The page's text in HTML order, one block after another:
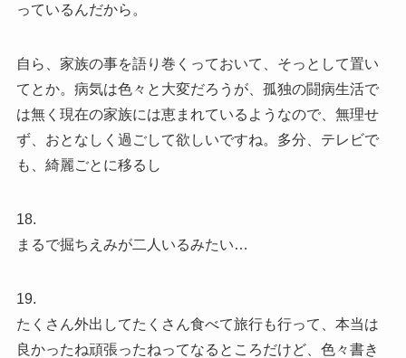
っているんだから。
自ら、家族の事を語り巻くっておいて、そっとして置い
てとか。病気は色々と大変だろうが、孤独の闘病生活で
は無く現在の家族には恵まれているようなので、無理せ
ず、おとなしく過ごして欲しいですね。多分、テレビで
も、綺麗ごとに移るし
18.
まるで掘ちえみが二人いるみたい…
19.
たくさん外出してたくさん食べて旅行も行って、本当は
良かったね頑張ったねってなるところだけど、色々書き